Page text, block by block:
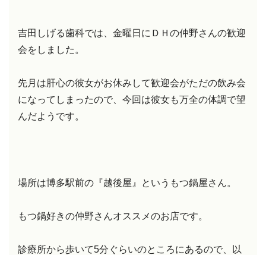
吉田しげる歯科では、金曜日にＤＨの仲野さんの歓迎
会をしました。
先月は肝心の彼女がお休みして歓迎会がただの飲み会
になってしまったので、今回は彼女も万全の体調で望
んだようです。
場所は博多駅前の『越後屋』というもつ鍋屋さん。
もつ鍋好きの仲野さんオススメのお店です。
診療所から歩いて5分ぐらいのところにあるので、以